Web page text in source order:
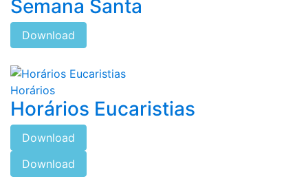
Semana Santa
Download
Horários
Horários Eucaristias
Download
Download